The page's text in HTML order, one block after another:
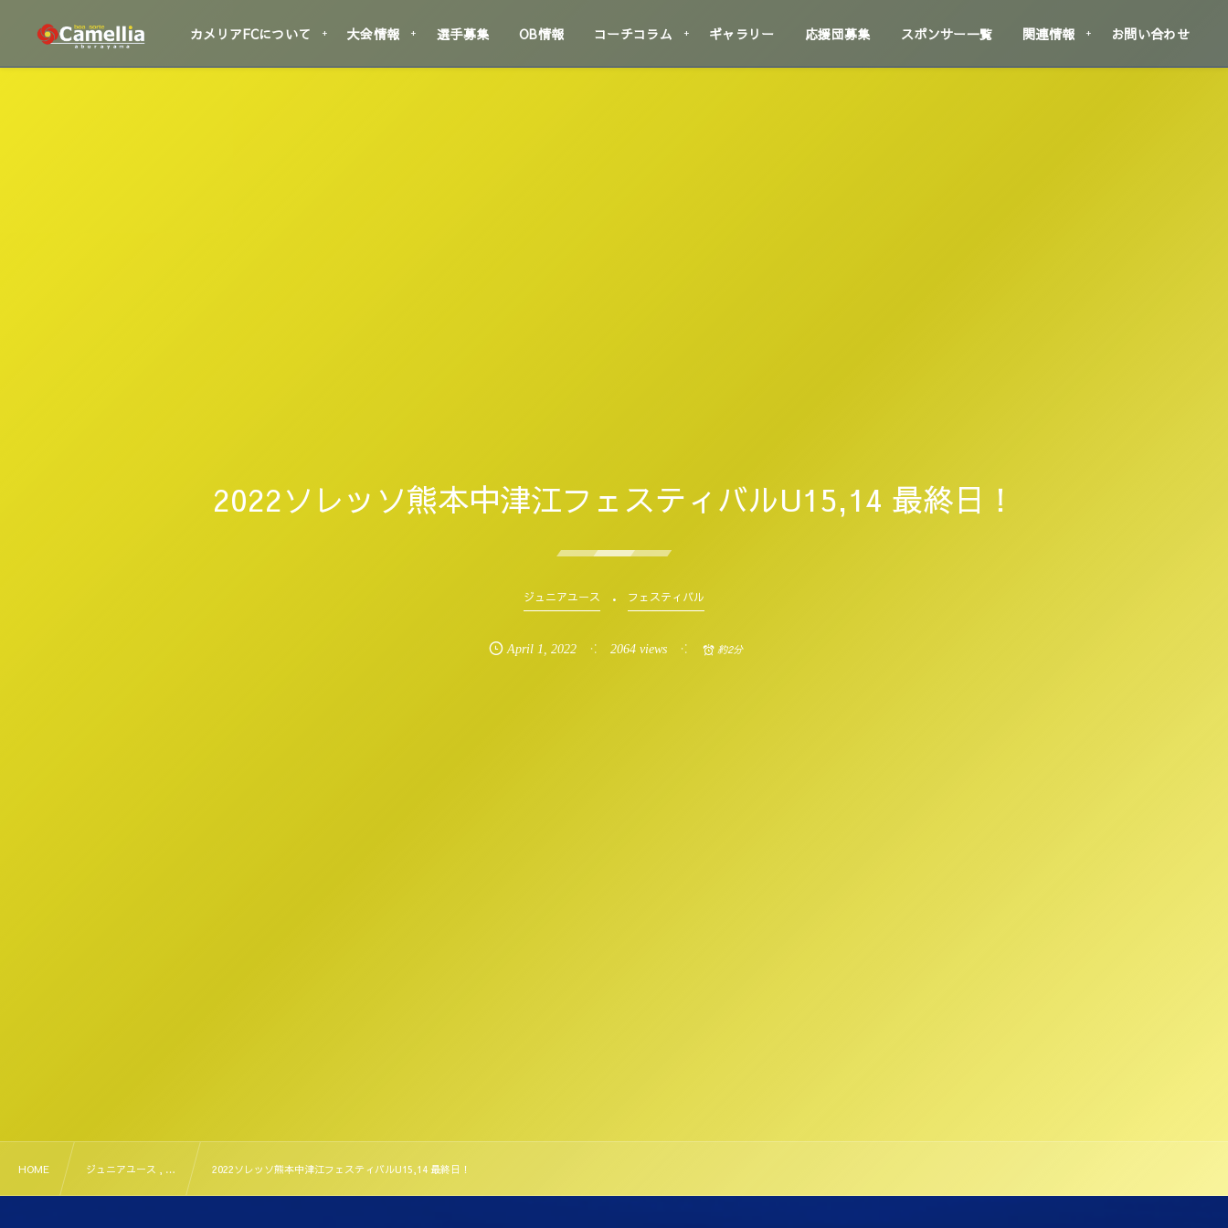
カメリアFCについて 大会情報 選手募集 OB情報 コーチコラム ギャラリー 応援団募集 スポンサー一覧 関連情報 お問い合わせ
2022ソレッソ熊本中津江フェスティバルU15,14 最終日！
ジュニアユース フェスティバル
April 1, 2022 2064 views 約2分
HOME ジュニアユース , … 2022ソレッソ熊本中津江フェスティバルU15,14 最終日！